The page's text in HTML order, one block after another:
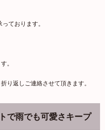
ております。
。
り返しご連絡させて頂きます。
で雨でも可愛さキープ